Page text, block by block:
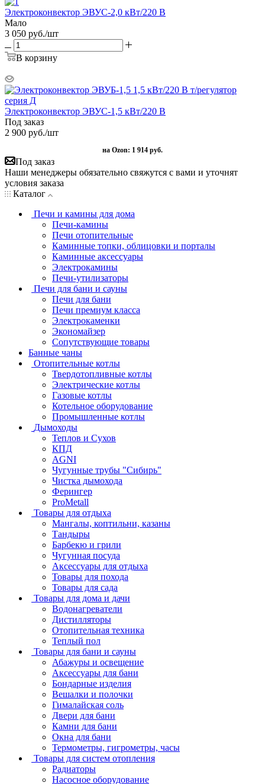
Электроконвектор ЭВУС-2,0 кВт/220 В
Мало
3 050 руб./шт
В корзину
Электроконвектор ЭВУС-1,5 кВт/220 В
Под заказ
2 900 руб./шт
на Ozon: 1 914 руб.
Под заказ
Наши менеджеры обязательно свяжутся с вами и уточнят
условия заказа
Каталог
Печи и камины для дома
Печи-камины
Печи отопительные
Каминные топки, облицовки и порталы
Каминные аксессуары
Электрокамины
Печи-утилизаторы
Печи для бани и сауны
Печи для бани
Печи премиум класса
Электрокаменки
Экономайзер
Сопутствующие товары
Банные чаны
Отопительные котлы
Твердотопливные котлы
Электрические котлы
Газовые котлы
Котельное оборудование
Промышленные котлы
Дымоходы
Теплов и Сухов
КПД
AGNI
Чугунные трубы "Сибирь"
Чистка дымохода
Ферингер
ProMetall
Товары для отдыха
Мангалы, коптильни, казаны
Тандыры
Барбекю и грили
Чугунная посуда
Аксессуары для отдыха
Товары для похода
Товары для сада
Товары для дома и дачи
Водонагреватели
Дистилляторы
Отопительная техника
Теплый пол
Товары для бани и сауны
Абажуры и освещение
Аксессуары для бани
Бондарные изделия
Вешалки и полочки
Гималайская соль
Двери для бани
Камни для бани
Окна для бани
Термометры, гигрометры, часы
Товары для систем отопления
Радиаторы
Насосное оборудование